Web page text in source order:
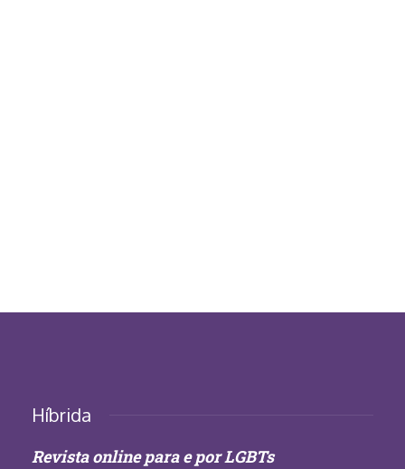
Híbrida
Revista online para e por LGBTs